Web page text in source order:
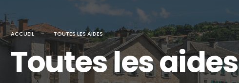
ACCUEIL TOUTES LES AIDES
Toutes les aides